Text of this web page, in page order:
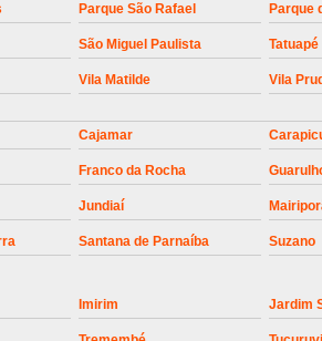
Instalação de Motor em Portão
Instalação de Motor para
Instalação de Motor
Instalação Motor Portão
Instalação de Motor de Portão
Instalação de
Instalação de Portão Automático
Instalação de Portão
Parque São Rafael Parque
São Miguel Paulista Tatuapé
Vila Matilde Vila
Cajamar
Franco da Rocha
Jundiaí
Santana de Parnaíba Suzano
Imirim Jardim